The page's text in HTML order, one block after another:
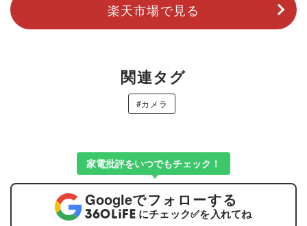
楽天市場で見る
関連タグ
#カメラ
家電批評をいつでもチェック！
Googleでフォローする
にチェック✅を入れてね